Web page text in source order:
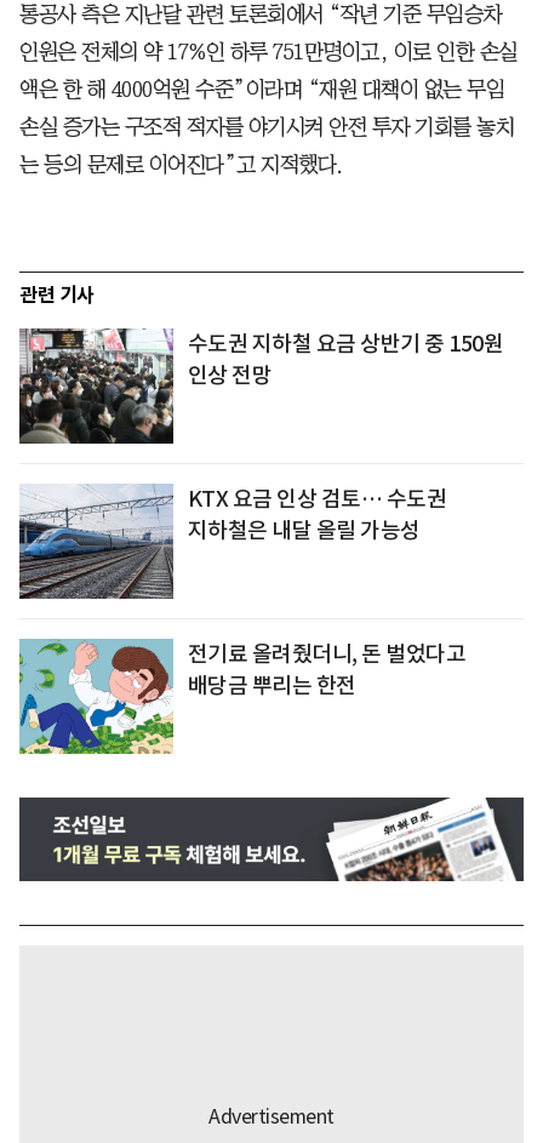
통공사 측은 지난달 관련 토론회에서 “작년 기준 무임승차
인원은 전체의 약 17%인 하루 751만명이고, 이로 인한 손실
액은 한 해 4000억원 수준”이라며 “재원 대책이 없는 무임
손실 증가는 구조적 적자를 야기시켜 안전 투자 기회를 놓치
는 등의 문제로 이어진다”고 지적했다.
관련 기사
수도권 지하철 요금 상반기 중 150원
인상 전망
KTX 요금 인상 검토… 수도권
지하철은 내달 올릴 가능성
전기료 올려줬더니, 돈 벌었다고
배당금 뿌리는 한전